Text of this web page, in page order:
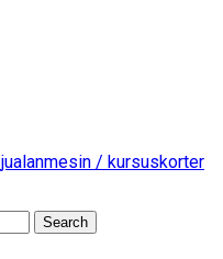
jualanmesin / kursuskorter